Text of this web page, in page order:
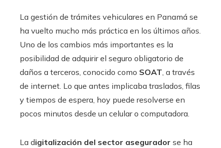
La gestión de trámites vehiculares en Panamá se
ha vuelto mucho más práctica en los últimos años.
Uno de los cambios más importantes es la
posibilidad de adquirir el seguro obligatorio de
daños a terceros, conocido como SOAT, a través
de internet. Lo que antes implicaba traslados, filas
y tiempos de espera, hoy puede resolverse en
pocos minutos desde un celular o computadora.
La digitalización del sector asegurador se ha